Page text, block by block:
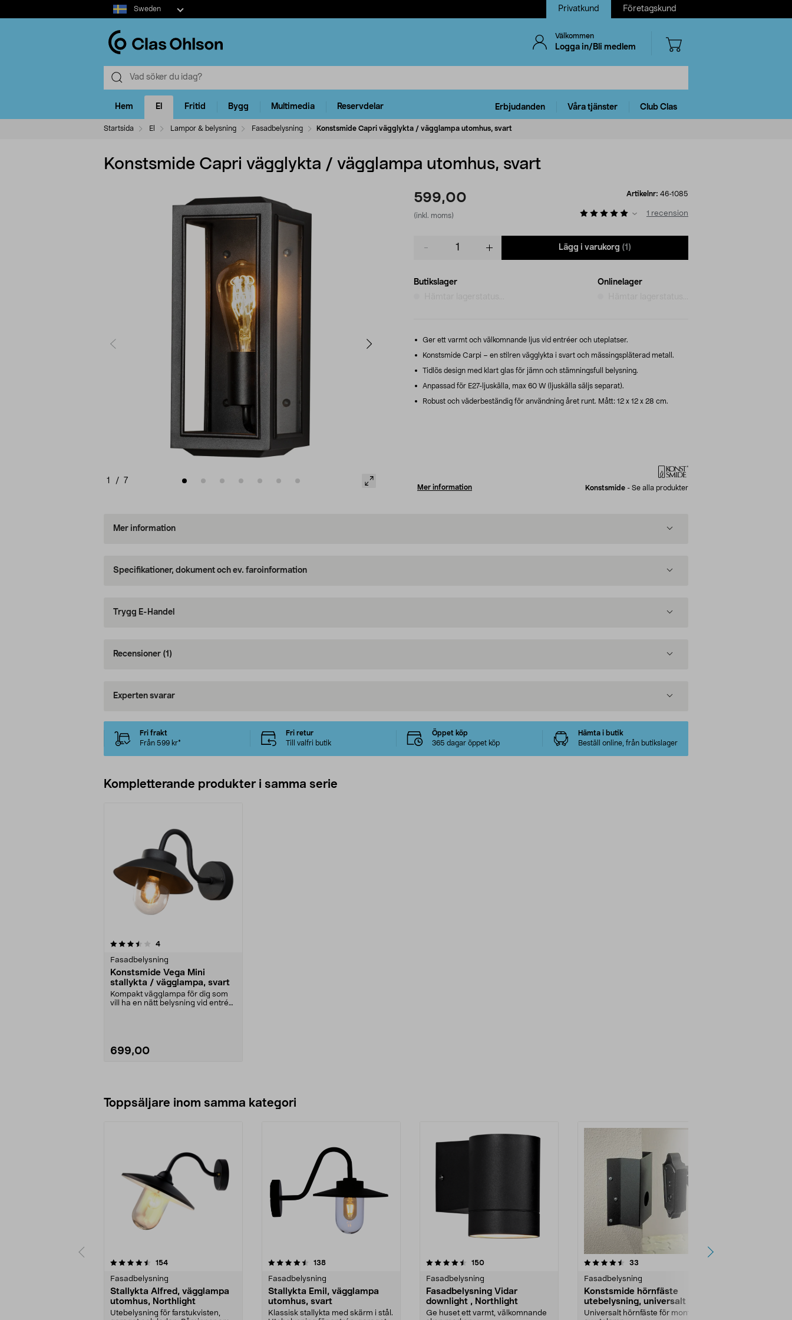
Select
market
Sweden Privatkund Företagskund
Välkommen
Logga in/Bli medlem
Hem El Fritid Bygg Multimedia Reservdelar Erbjudanden Våra tjänster Club Clas
Startsida El Lampor & belysning Fasadbelysning Konstsmide Capri vägglykta / vägglampa utomhus, svart
Konstsmide Capri vägglykta / vägglampa utomhus, svart
1 / 7
599,00
(inkl. moms)
Artikelnr: 46-1085
1 recension
Lägg i varukorg (1)
Butikslager
Onlinelager
Ger ett varmt och välkomnande ljus vid entréer och uteplatser.
Konstsmide Carpi – en stilren vägglykta i svart och mässingspläterad metall.
Tidlös design med klart glas för jämn och stämningsfull belysning.
Anpassad för E27-ljuskälla, max 60 W (ljuskälla säljs separat).
Robust och väderbeständig för användning året runt. Mått: 12 x 12 x 28 cm.
Mer information Konstsmide - Se alla produkter
Mer information
Specifikationer, dokument och ev. faroinformation
Trygg E-Handel
Recensioner (1)
Experten svarar
Fri frakt
Från 599 kr*
Fri retur
Till valfri butik
Öppet köp
365 dagar öppet köp
Hämta i butik
Beställ online, från butikslager
Kompletterande produkter i samma serie
4recensioner
Fasadbelysning
Konstsmide Vega Mini
stallykta / vägglampa, svart
Kompakt vägglampa för dig som
vill ha en nätt belysning vid entrén
699,00
Toppsäljare inom samma kategori
154recensioner
Fasadbelysning
Stallykta Alfred, vägglampa
utomhus, Northlight
Utebelysning för farstukvisten,
4.5 av 5 stjärnor 138recensioner
Fasadbelysning
Stallykta Emil, vägglampa
utomhus, svart
Klassisk stallykta med skärm i stål.
4.5 av 5 stjärnor 150recensioner
Fasadbelysning
Fasadbelysning Vidar
downlight , Northlight
Ge huset ett varmt, välkomnande
4.5 av 5 stjärnor 33
Fasadbelysning
Konstsmide hörnfäste
utebelysning, universalt
Universalt hörnfäste för montering
4.5 av 5 stjärnor